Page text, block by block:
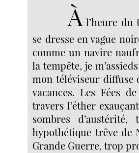
Àl’heure du
se dresse en vague
comme un navire
la tempête, je
mon téléviseur diffuse
vacances. Les Fées
travers l’éther
sombres
hypothétique trêve de
Grande Guerre, trop